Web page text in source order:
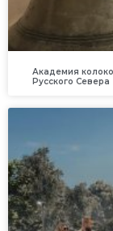
Академия
Русского Севера